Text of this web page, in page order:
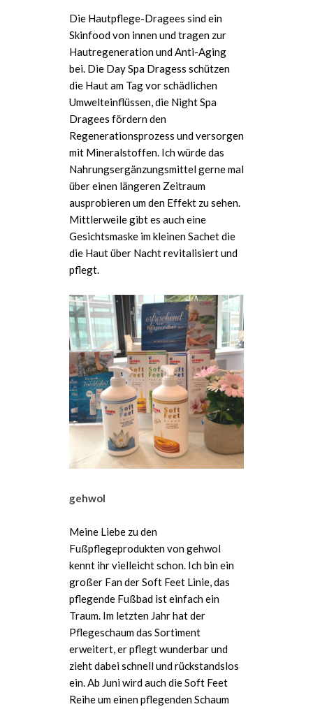
Die Hautpflege-Dragees sind ein
Skinfood von innen und tragen zur
Hautregeneration und Anti-Aging
bei. Die Day Spa Dragess schützen
die Haut am Tag vor schädlichen
Umwelteinflüssen, die Night Spa
Dragees fördern den
Regenerationsprozess und versorgen
mit Mineralstoffen. Ich würde das
Nahrungsergänzungsmittel gerne mal
über einen längeren Zeitraum
ausprobieren um den Effekt zu sehen.
Mittlerweile gibt es auch eine
Gesichtsmaske im kleinen Sachet die
die Haut über Nacht revitalisiert und
pflegt.
gehwol
Meine Liebe zu den
Fußpflegeprodukten von gehwol
kennt ihr vielleicht schon. Ich bin ein
großer Fan der Soft Feet Linie, das
pflegende Fußbad ist einfach ein
Traum. Im letzten Jahr hat der
Pflegeschaum das Sortiment
erweitert, er pflegt wunderbar und
zieht dabei schnell und rückstandslos
ein. Ab Juni wird auch die Soft Feet
Reihe um einen pflegenden Schaum